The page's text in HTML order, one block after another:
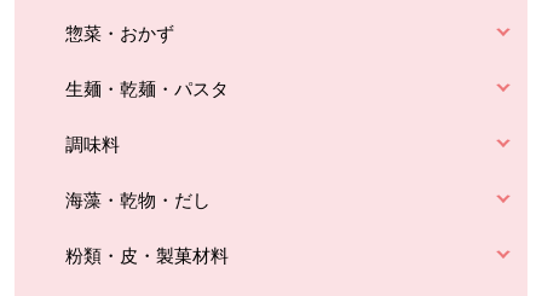
惣菜・おかず
生麺・乾麺・パスタ
調味料
海藻・乾物・だし
粉類・皮・製菓材料